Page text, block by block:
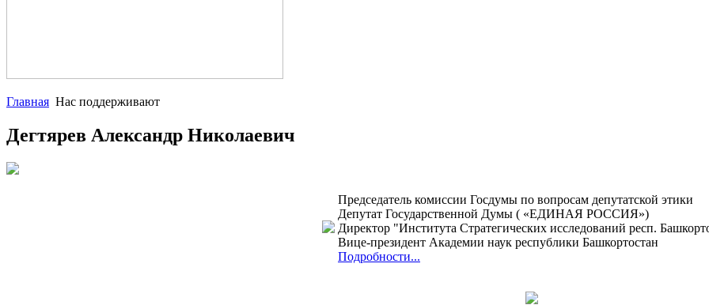
Главная Нас поддерживают
Дегтярев Александр Николаевич
Председатель комиссии Госдумы по вопросам депутатской этики
Депутат Государственной Думы ( «ЕДИНАЯ РОССИЯ»)
Директор "Института Стратегических исследований респ.
Вице-президент Академии наук республики Башкортостан
Подробности...